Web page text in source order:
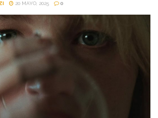
20 MAYO, 2025 0